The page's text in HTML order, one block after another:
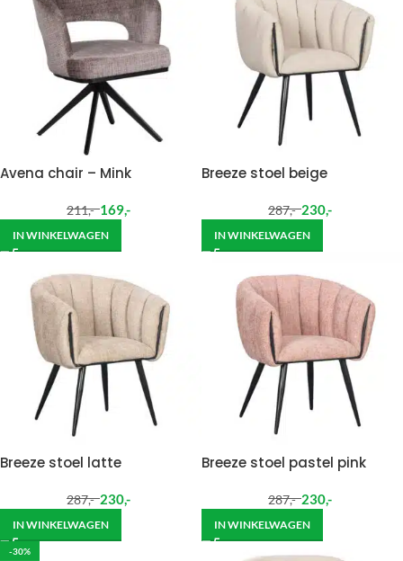
Avena chair – Mink
211,- 169,-
IN WINKELWAGEN
Breeze stoel beige
287,- 230,-
IN WINKELWAGEN
Breeze stoel latte
287,- 230,-
IN WINKELWAGEN
Breeze stoel pastel pink
287,- 230,-
IN WINKELWAGEN
-30%